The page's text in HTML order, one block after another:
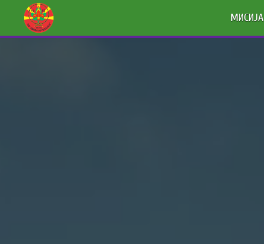
МИСИЈА